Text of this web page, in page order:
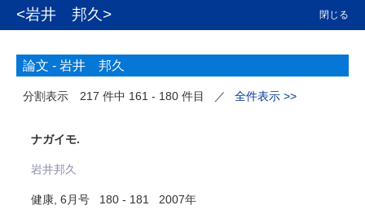
<岩井 邦久> 閉じる
論文 - 岩井 邦久
分割表示 217 件中 161 - 180 件目 ／ 全件表示 >>
ナガイモ.
岩井邦久
健康, 6月号 180 - 181 2007年